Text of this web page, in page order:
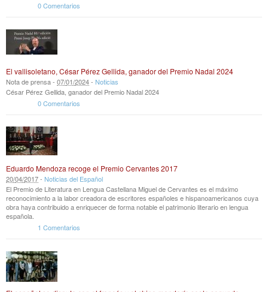
0 Comentarios
El vallisoletano, César Pérez Gellida, ganador del Premio Nadal 2024
Nota de prensa - 07/01/2024- Noticias
César Pérez Gellida, ganador del Premio Nadal 2024
0 Comentarios
Eduardo Mendoza recoge el Premio Cervantes 2017
20/04/2017- Noticias del Español
El Premio de Literatura en Lengua Castellana Miguel de Cervantes es el máximo
reconocimiento a la labor creadora de escritores españoles e hispanoamericanos cuya
obra haya contribuido a enriquecer de forma notable el patrimonio literario en lengua
española.
1 Comentarios